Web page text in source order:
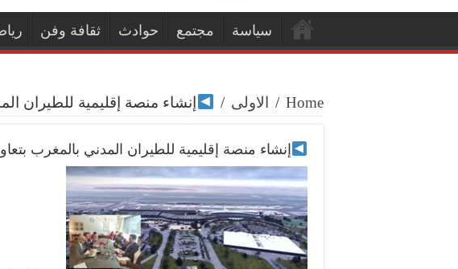
سياسة مجتمع حوادث ثقافة وفن
Home
/ الاولى / إنشاء منصة إقليمية للطيران
إنشاء منصة إقليمية للطيران المدني بالمغرب